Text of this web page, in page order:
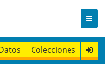
Colecciones